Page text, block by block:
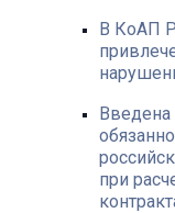
В КоАП
Введена
при